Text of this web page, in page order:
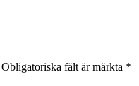
Obligatoriska fält är märkta *